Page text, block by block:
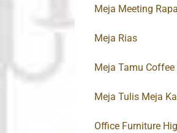
Meja Meeting
Meja Rias
Meja Tamu Coffee
Meja Tulis Meja
Office Furniture